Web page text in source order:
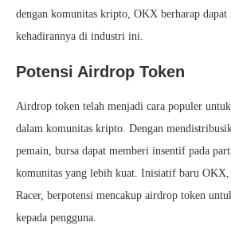
dengan komunitas kripto, OKX berharap dapat
kehadirannya di industri ini.
Potensi Airdrop Token
Airdrop token telah menjadi cara populer
dalam komunitas kripto. Dengan
pemain, bursa dapat memberi insentif pada
komunitas yang lebih kuat. Inisiatif baru
Racer, berpotensi mencakup airdrop token
kepada pengguna.